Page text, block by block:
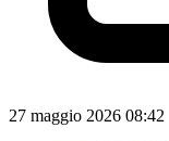
27 maggio 2026 08:42